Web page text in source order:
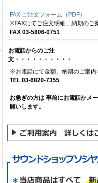
FAX ご注文フォーム（PDF）
※FAXにてご注文明細、納期のご
FAX 03-5806-0751
お電話からのご注
文・・・・・・・・・・
※お電話にて金額、納期のご案内
TEL 03-6820-7355
お急ぎの方は 事前にお電話かメ
願いします。